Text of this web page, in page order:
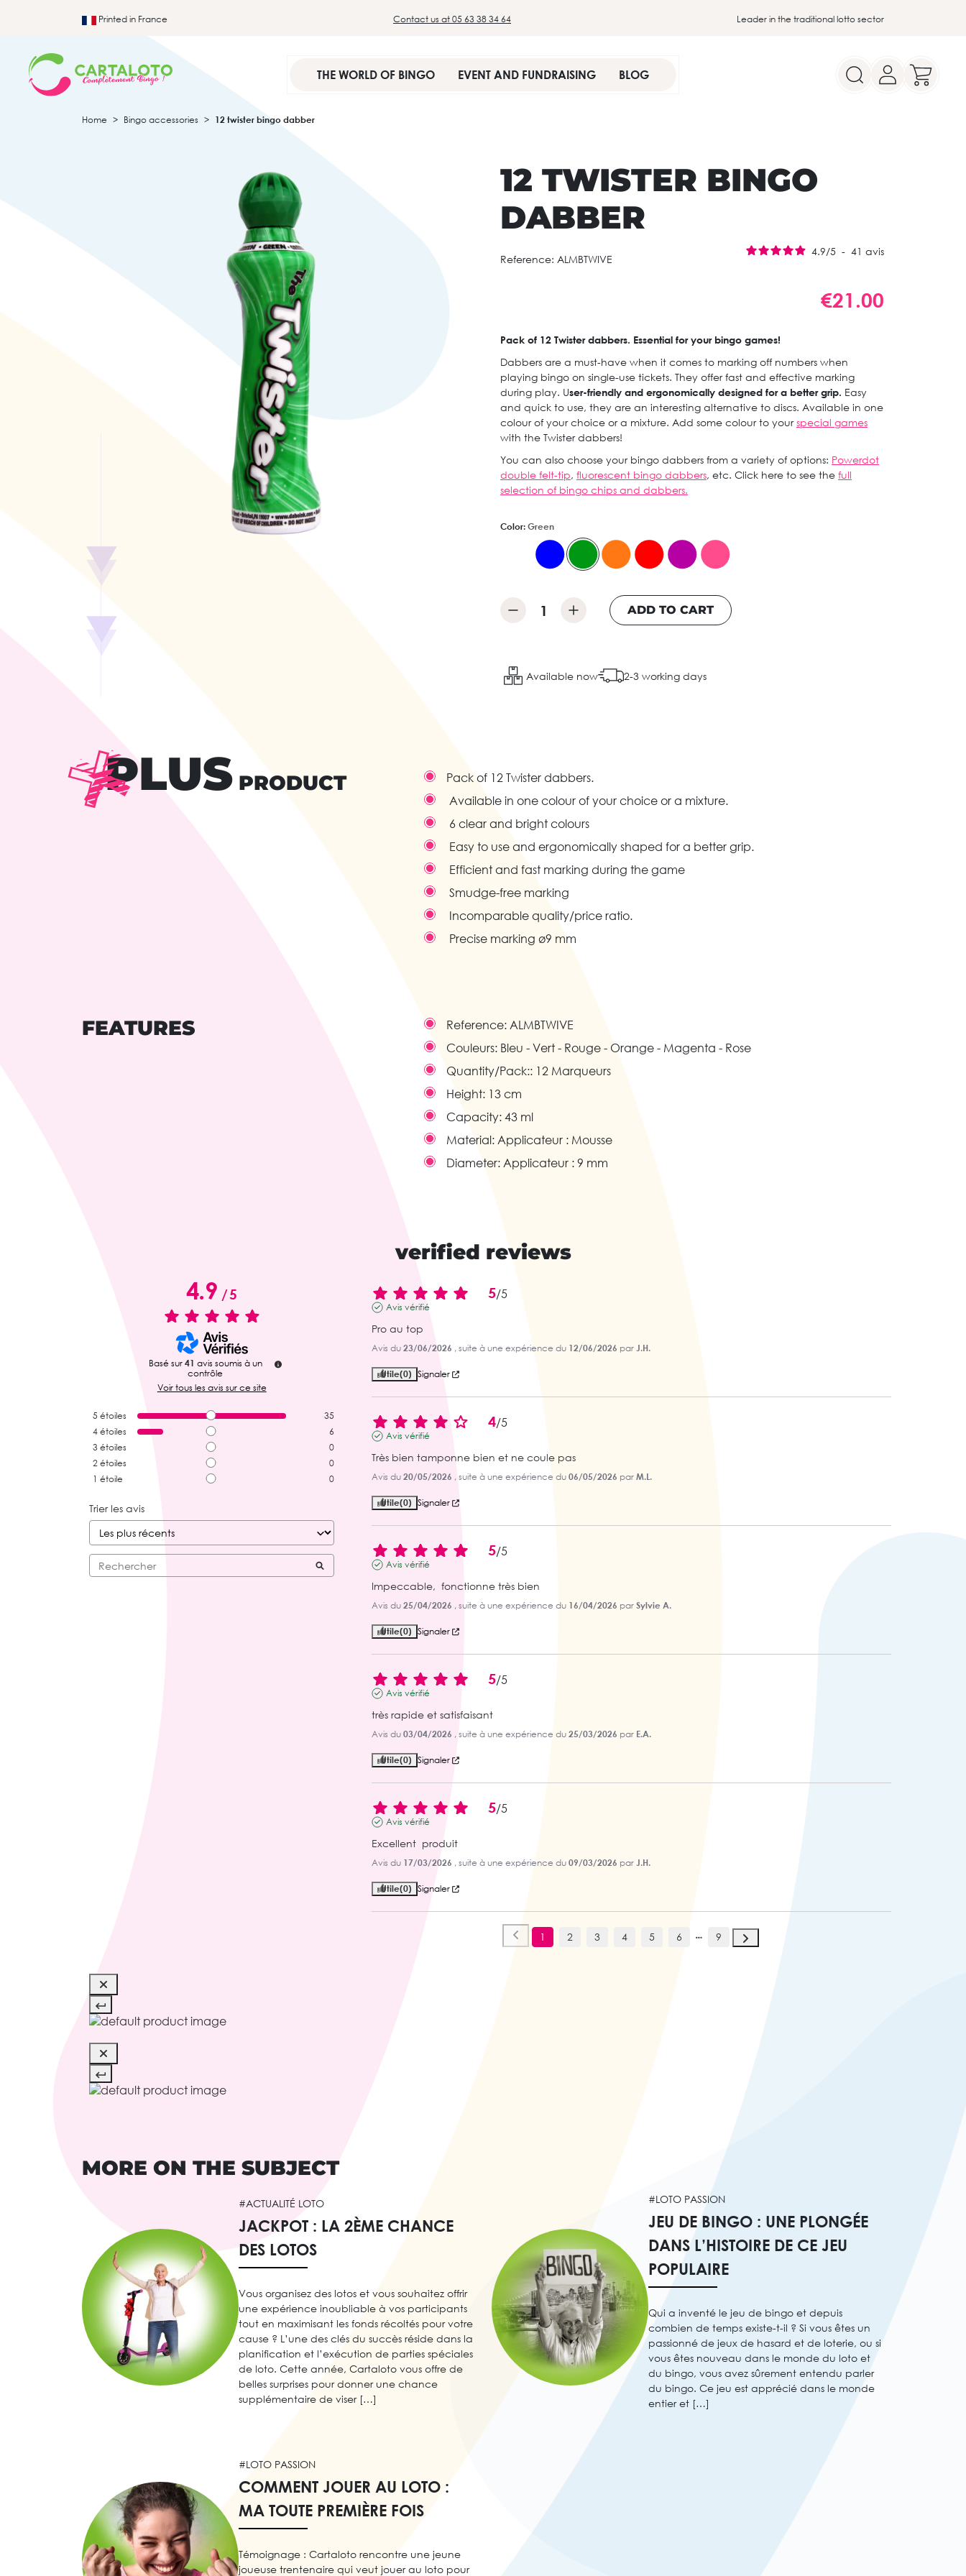
Printed in France Contact us at 05 63 38 34 64 Leader in the traditional lotto sector
THE WORLD OF BINGO EVENT AND FUNDRAISING BLOG
Home Bingo accessories 12 twister bingo dabber
12 TWISTER BINGO
DABBER
Reference: ALMBTWIVE
4.9/5 - 41 avis
€21.00
Pack of 12 Twister dabbers. Essential for your bingo games!
Dabbers are a must-have when it comes to marking off numbers when
playing bingo on single-use tickets. They offer fast and effective marking
during play. User-friendly and ergonomically designed for a better grip. Easy
and quick to use, they are an interesting alternative to discs. Available in one
colour of your choice or a mixture. Add some colour to yourspecial games
with the Twister dabbers!
You can also choose your bingo dabbers from a variety of options: Powerdot
double felt-tip, fluorescent bingo dabbers, etc. Click here to see the full
selection of bingo chips and dabbers.
Color: Green
ADD TO CART
Available now 2-3 working days
PLUS PRODUCT
Pack of 12 Twister dabbers.
Available in one colour of your choice or a mixture.
6 clear and bright colours
Easy to use and ergonomically shaped for a better grip.
Efficient and fast marking during the game
Smudge-free marking
Incomparable quality/price ratio.
Precise marking ø9 mm
FEATURES Reference: ALMBTWIVE
Couleurs: Bleu - Vert - Rouge - Orange - Magenta - Rose
Quantity/Pack:: 12 Marqueurs
Height: 13 cm
Capacity: 43 ml
Material: Applicateur : Mousse
Diameter: Applicateur : 9 mm
verified reviews
4.9/5
Basé sur 41 avis soumis à un
contrôle
Voir tous les avis sur ce site
5 étoiles
35
4 étoiles
6
3 étoiles
0
2 étoiles
0
1 étoile 0
Trier les avis
5/5
Avis vérifié
Pro au top
Avis du 23/06/2026 , suite à une expérience du 12/06/2026 par J.H.
Utile(0) Signaler
4/5
Avis vérifié
Très bien tamponne bien et ne coule pas
Avis du 20/05/2026 , suite à une expérience du 06/05/2026 par M.L.
Utile(0) Signaler
5/5
Avis vérifié
Impeccable,  fonctionne très bien
Avis du 25/04/2026 , suite à une expérience du 16/04/2026 par Sylvie A.
Utile(0) Signaler
5/5
Avis vérifié
très rapide et satisfaisant
Avis du 03/04/2026 , suite à une expérience du 25/03/2026 par E.A.
Utile(0) Signaler
5/5
Avis vérifié
Excellent  produit
Avis du 17/03/2026 , suite à une expérience du 09/03/2026 par J.H.
Utile(0) Signaler
1 2 3 4 5 6 9
MORE ON THE SUBJECT
#ACTUALITÉ LOTO
JACKPOT : LA 2ÈME CHANCE
DES LOTOS
Vous organisez des lotos et vous souhaitez offrir
une expérience inoubliable à vos participants
tout en maximisant les fonds récoltés pour votre
cause ? L’une des clés du succès réside dans la
planification et l’exécution de parties spéciales
de loto. Cette année, Cartaloto vous offre de
belles surprises pour donner une chance
supplémentaire de viser […]
#LOTO PASSION
JEU DE BINGO : UNE PLONGÉE
DANS L’HISTOIRE DE CE JEU
POPULAIRE
Qui a inventé le jeu de bingo et depuis
combien de temps existe-t-il ? Si vous êtes un
passionné de jeux de hasard et de loterie, ou si
vous êtes nouveau dans le monde du loto et
du bingo, vous avez sûrement entendu parler
du bingo. Ce jeu est apprécié dans le monde
entier et […]
#LOTO PASSION
COMMENT JOUER AU LOTO :
MA TOUTE PREMIÈRE FOIS
Témoignage : Cartaloto rencontre une jeune
joueuse trentenaire qui veut jouer au loto pour